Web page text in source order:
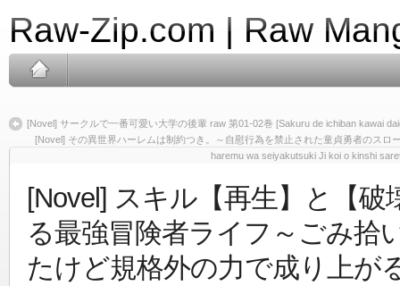
Raw-Zip.com | Raw
[Novel] サークルで一番可愛い大学の後輩 raw 第01-02巻 [Sakuru de ichiban kawai
[Novel] その異世界ハーレムは制約つき。～自慰行為を禁止された童貞勇者のスロ
haremu wa seiyakutsuki Ji koi o kinshi
[Novel] スキル【再生】と【破
る最強冒険者ライフ～ごみ拾
たけど規格外の力で成り上が